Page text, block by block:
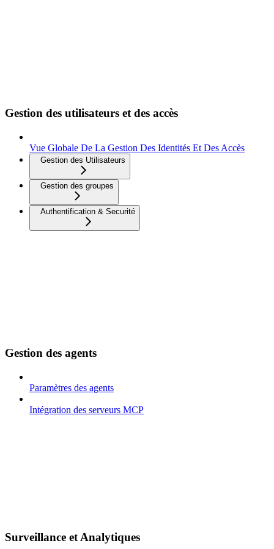
Gestion des utilisateurs et des accès
Vue Globale De La Gestion Des Identités Et Des Accès
Gestion des Utilisateurs
Gestion des groupes
Authentification & Securité
Gestion des agents
Paramètres des agents
Intégration des serveurs MCP
Surveillance et Analytiques